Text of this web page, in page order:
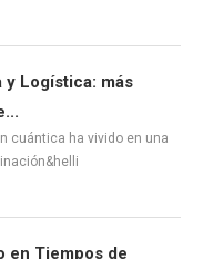
y Logística: más
cuántica ha vivido en una
en Tiempos de